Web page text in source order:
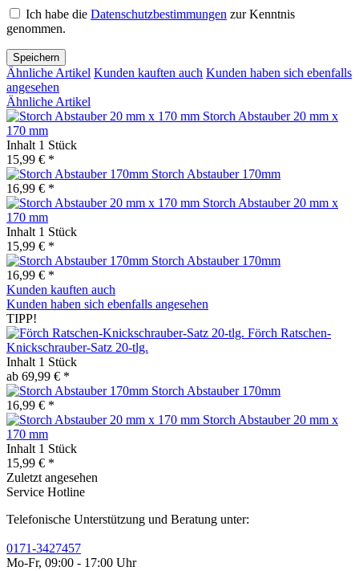
Ich habe die Datenschutzbestimmungen zur Kenntnis
genommen.
Speichern
Ähnliche Artikel Kunden kauften auch Kunden haben sich ebenfalls
angesehen
Ähnliche Artikel
Storch Abstauber 20 mm x
170 mm
Inhalt 1 Stück
15,99 € *
Storch Abstauber 170mm
16,99 € *
Storch Abstauber 20 mm x
170 mm
Inhalt 1 Stück
15,99 € *
Storch Abstauber 170mm
16,99 € *
Kunden kauften auch
Kunden haben sich ebenfalls angesehen
TIPP!
Förch Ratschen-
Knickschrauber-Satz 20-tlg.
Inhalt 1 Stück
ab 69,99 € *
Storch Abstauber 170mm
16,99 € *
Storch Abstauber 20 mm x
170 mm
Inhalt 1 Stück
15,99 € *
Zuletzt angesehen
Service Hotline
Telefonische Unterstützung und Beratung unter:
0171-3427457
Mo-Fr, 09:00 - 17:00 Uhr